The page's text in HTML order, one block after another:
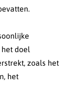
doel
zoals het
het